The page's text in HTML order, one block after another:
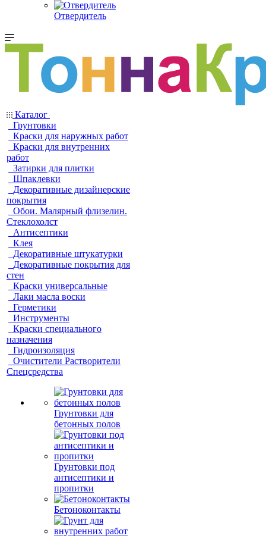
Отвердитель
Каталог
Грунтовки
Краски для наружных работ
Краски для внутренних
работ
Затирки для плитки
Шпаклевки
Декоративные дизайнерские
покрытия
Обои. Малярный флизелин.
Стеклохолст
Антисептики
Клея
Декоративные штукатурки
Декоративные покрытия для
стен
Краски универсальные
Лаки масла воски
Герметики
Инструменты
Краски специального
назначения
Гидроизоляция
Очистители Растворители
Спецсредства
Грунтовки для
бетонных полов
Грунтовки под
антисептики и
пропитки
Бетоноконтакты